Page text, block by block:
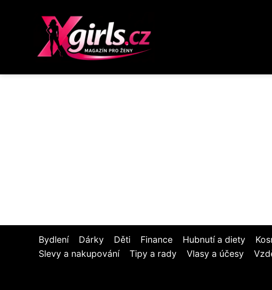
Bydlení Dárky Děti Finance Hubnutí a diety
Slevy a nakupování
Tipy a rady Vlasy a účesy